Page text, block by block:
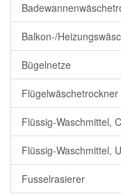
Balkon-/
Bügelnetze
Flügelwäschetrockner
Flüssig-Waschmittel,
Flüssig-Waschmittel,
Fusselrasierer